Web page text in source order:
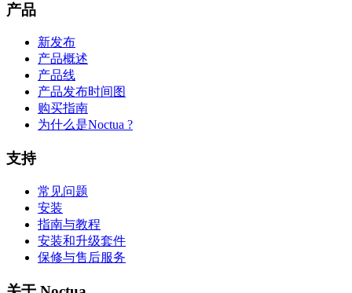
产品
新发布
产品概述
产品线
产品发布时间图
购买指南
为什么是Noctua ?
支持
常见问题
安装
指南与教程
安装和升级套件
保修与售后服务